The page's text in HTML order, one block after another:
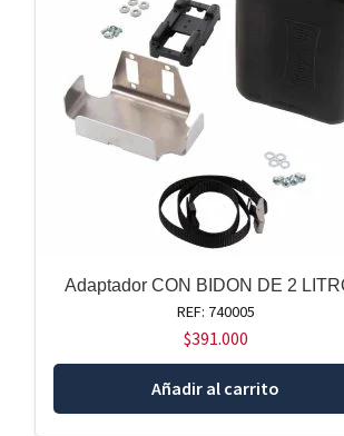
Adaptador CON BIDON DE 2
REF: 740005
$391.000
Añadir al carrito